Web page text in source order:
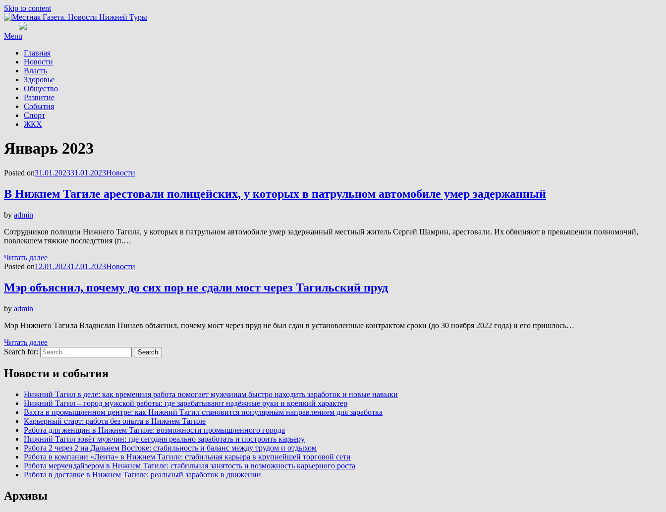
Skip to content
Menu
Главная
Новости
Власть
Здоровье
Общество
Развитие
События
Спорт
ЖКХ
Месяц
:
Январь 2023
Posted on31.01.202331.01.2023Новости
В Нижнем Тагиле арестовали полицейских, у которых в патрульном автомобиле умер задержанный
by admin
Сотрудников полиции Нижнего Тагила, у которых в патрульном автомобиле умер задержанный местный житель Сергей Шамрин, арестовали. Их обвиняют в превышении полномочий,
повлекшем тяжкие последствия (п.…
Читать далее
Posted on12.01.202312.01.2023Новости
Мэр объяснил, почему до сих пор не сдали мост через Тагильский пруд
by admin
Мэр Нижнего Тагила Владислав Пинаев объяснил, почему мост через пруд не был сдан в установленные контрактом сроки (до 30 ноября 2022 года) и его пришлось…
Читать далее
Search for:
Search
Новости и события
Нижний Тагил в деле: как временная работа помогает мужчинам быстро находить заработок и новые навыки
Нижний Тагил – город мужской работы: где зарабатывают надёжные руки и крепкий характер
Вахта в промышленном центре: как Нижний Тагил становится популярным направлением для заработка
Карьерный старт: работа без опыта в Нижнем Тагиле
Работа для женщин в Нижнем Тагиле: возможности промышленного города
Нижний Тагил зовёт мужчин: где сегодня реально заработать и построить карьеру
Работа 2 через 2 на Дальнем Востоке: стабильность и баланс между трудом и отдыхом
Работа в компании «Лента» в Нижнем Тагиле: стабильная карьера в крупнейшей торговой сети
Работа мерчендайзером в Нижнем Тагиле: стабильная занятость и возможность карьерного роста
Работа в доставке в Нижнем Тагиле: реальный заработок в движении
Архивы